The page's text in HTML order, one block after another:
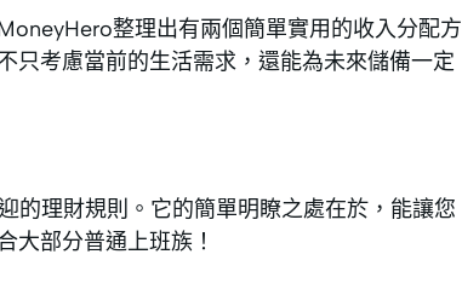
整理出有兩個簡單實用的收入分配方
只考慮當前的生活需求，還能為未來儲備一定
理財規則。它的簡單明瞭之處在於，能讓您
大部分普通上班族！